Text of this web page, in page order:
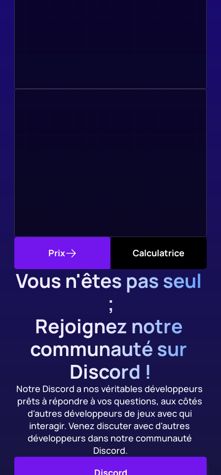
Prix Calculatrice
Vous n'êtes pas seul
;
Rejoignez notre
communauté sur
Discord !
Notre Discord a nos véritables développeurs
prêts à répondre à vos questions, aux côtés
d'autres développeurs de jeux avec qui
interagir. Venez discuter avec d'autres
développeurs dans notre communauté
Discord.
Discord